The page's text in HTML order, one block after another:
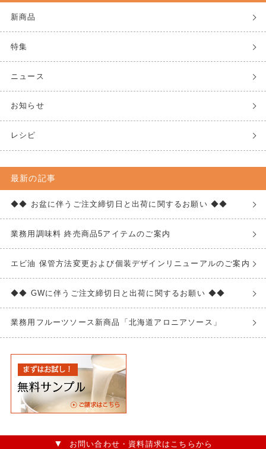
新商品
特集
ニュース
お知らせ
レシピ
最新の記事
◆◆ お盆に伴うご注文締切日と出荷に関するお願い ◆◆
業務用調味料 終売商品5アイテムのご案内
エビ油 保管方法変更および個装デザインリニューアルのご案内
◆◆ GWに伴うご注文締切日と出荷に関するお願い ◆◆
業務用フルーツソース新商品「北海道アロニアソース」
お問い合わせ・資料請求はこちらから